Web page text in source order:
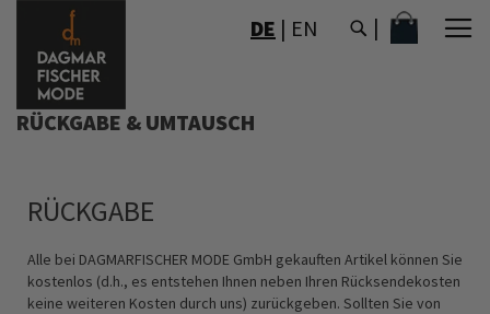
ZUM
DE | EN MEIN
RÜCKGABE & UMTAUSCH
RÜCKGABE
Alle bei DAGMARFISCHER MODE GmbH gekauften Artikel können Sie
kostenlos (d.h., es entstehen Ihnen neben Ihren Rücksendekosten
keine weiteren Kosten durch uns) zurückgeben. Sollten Sie von